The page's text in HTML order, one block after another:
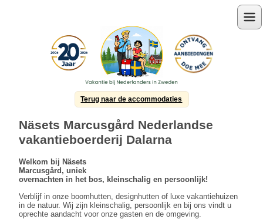
Menu
Terug naar de accommodaties
Näsets Marcusgård Nederlandse
vakantieboerderij Dalarna
Welkom bij Näsets
Marcusgård, uniek
overnachten in het bos, kleinschalig en persoonlijk!
Verblijf in onze boomhutten, designhutten of luxe vakantiehuizen
in de natuur. Wij zijn kleinschalig, persoonlijk en bij ons vindt u
oprechte aandacht voor onze gasten en de omgeving.